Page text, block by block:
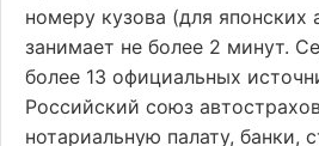
номеру кузова (для японских
занимает не более 2 минут.
более 13 официальных
Российский союз
нотариальную палату, банки,